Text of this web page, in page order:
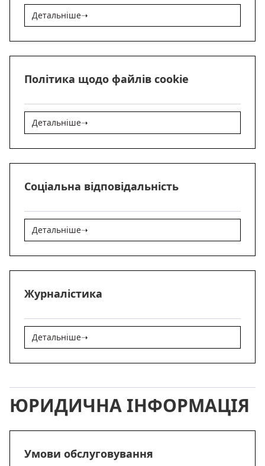
Детальніше➝
Політика щодо файлів cookie
Детальніше➝
Соціальна відповідальність
Детальніше➝
Журналістика
Детальніше➝
ЮРИДИЧНА ІНФОРМАЦІЯ
Умови обслуговування